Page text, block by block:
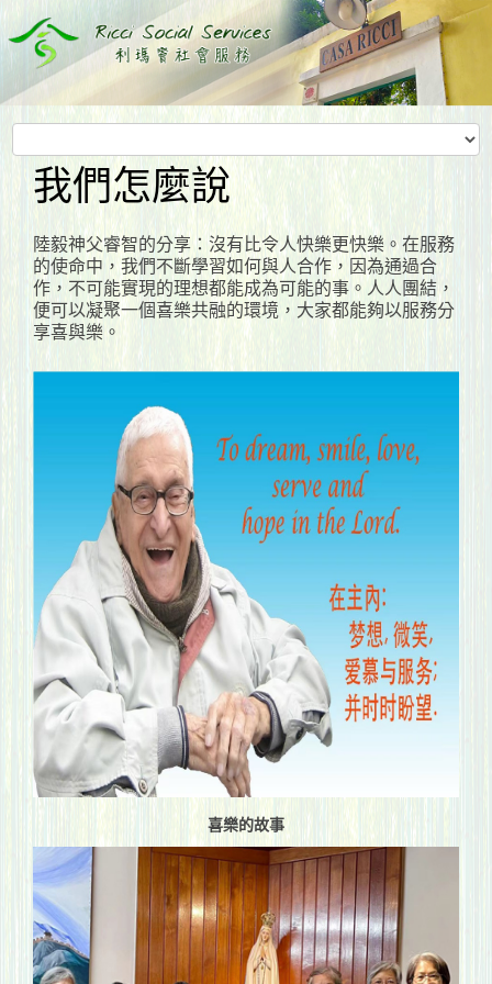
我們怎麼說
陸毅神父睿智的分享：沒有比令人快樂更快樂。在服務
的使命中，我們不斷學習如何與人合作，因為通過合
作，不可能實現的理想都能成為可能的事。人人團結，
便可以凝聚一個喜樂共融的環境，大家都能夠以服務分
享喜與樂。
喜樂的故事